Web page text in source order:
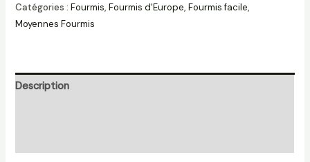
Catégories :Fourmis,Fourmis d'Europe,Fourmis facile,
Moyennes Fourmis
Description